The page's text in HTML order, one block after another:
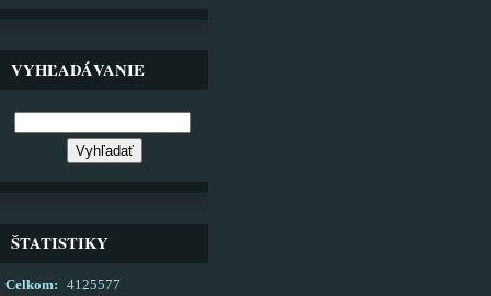
VYHĽADÁVANIE
ŠTATISTIKY
Celkom:
4125577